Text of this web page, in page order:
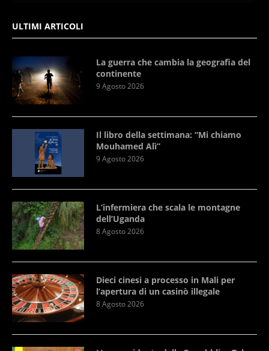
ULTIMI ARTICOLI
La guerra che cambia la geografia del
continente
9 Agosto 2026
Il libro della settimana: “Mi chiamo
Mouhamed Alì”
9 Agosto 2026
L’infermiera che scala le montagne
dell’Uganda
8 Agosto 2026
Dieci cinesi a processo in Mali per
l’apertura di un casinò illegale
8 Agosto 2026